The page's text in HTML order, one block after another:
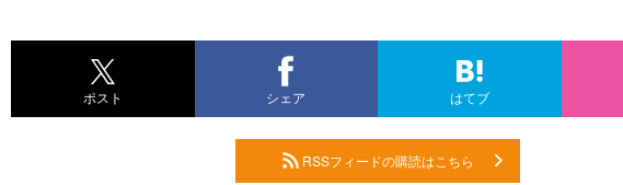
ポスト シェア はてブ
RSSフィードの購読はこちら